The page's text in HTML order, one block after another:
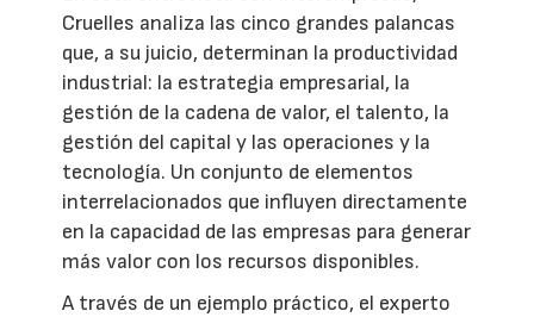
Cruelles analiza las cinco grandes palancas
que, a su juicio, determinan la productividad
industrial: la estrategia empresarial, la
gestión de la cadena de valor, el talento, la
gestión del capital y las operaciones y la
tecnología. Un conjunto de elementos
interrelacionados que influyen directamente
en la capacidad de las empresas para generar
más valor con los recursos disponibles.
A través de un ejemplo práctico, el experto